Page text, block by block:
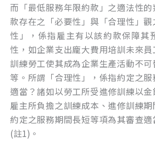
而「最低服務年限約款」之適法性
款存在之「必要性」與「合理性」
性」，係指雇主有以該約款保障其
性，如企業支出龐大費用培訓未來
訓練勞工使其成為企業生產活動不
等。所謂「合理性」，係指約定之
適當？諸如以勞工所受進修訓練以金
雇主所負擔之訓練成本、進修訓練
約定之服務期間長短等項為其審查
(註1)。